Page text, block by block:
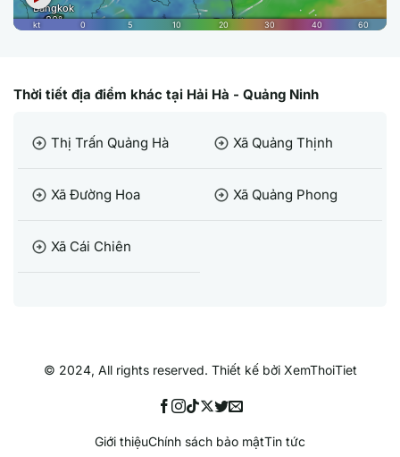
Thời tiết địa điểm khác tại Hải Hà - Quảng Ninh
arrow_circle_right Thị Trấn Quảng Hà arrow_circle_right Xã Quảng Thịnh
arrow_circle_right Xã Đường Hoa arrow_circle_right Xã Quảng Phong
arrow_circle_right Xã Cái Chiên
© 2024, All rights reserved. Thiết kế bởi XemThoiTiet
Giới thiệuChính sách bảo mậtTin tức